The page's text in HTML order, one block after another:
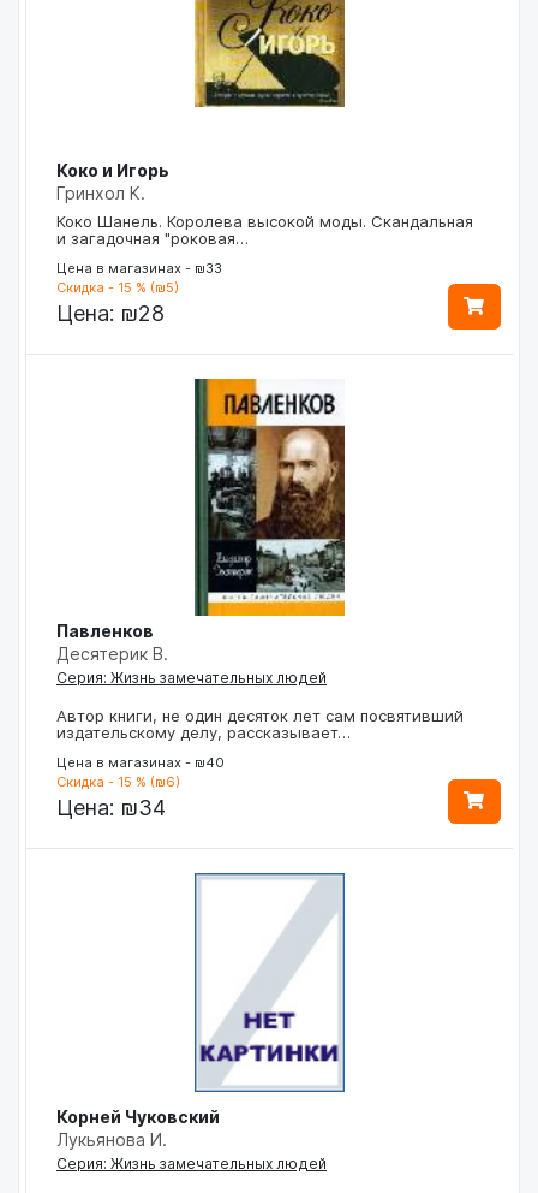
Коко и Игорь
Гринхол К.
Коко Шанель. Королева высокой моды. Скандальная
и загадочная "роковая…
Цена в магазинах - ₪33
Скидка - 15 % (₪5)
Цена: ₪28
Павленков
Десятерик В.
Серия: Жизнь замечательных людей
Автор книги, не один десяток лет сам посвятивший
издательскому делу, рассказывает…
Цена в магазинах - ₪40
Скидка - 15 % (₪6)
Цена: ₪34
Корней Чуковский
Лукьянова И.
Серия: Жизнь замечательных людей